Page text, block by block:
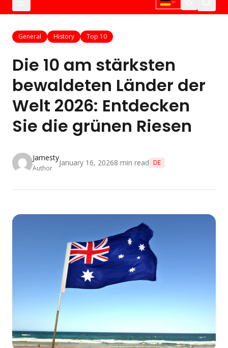
General History Top 10
Die 10 am stärksten
bewaldeten Länder der
Welt 2026: Entdecken
Sie die grünen Riesen
Jamesty
Author
January 16, 20268 min read DE